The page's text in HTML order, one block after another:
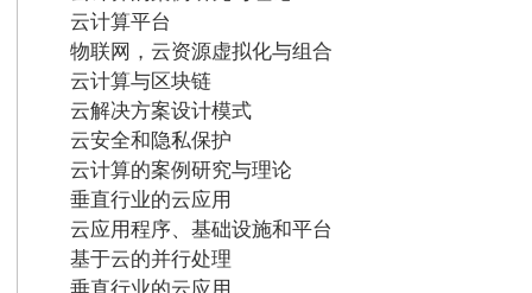
云计算平台
物联网，云资源虚拟化与组合
云计算与区块链
云解决方案设计模式
云安全和隐私保护
云计算的案例研究与理论
垂直行业的云应用
云应用程序、基础设施和平台
基于云的并行处理
垂直行业的云应用